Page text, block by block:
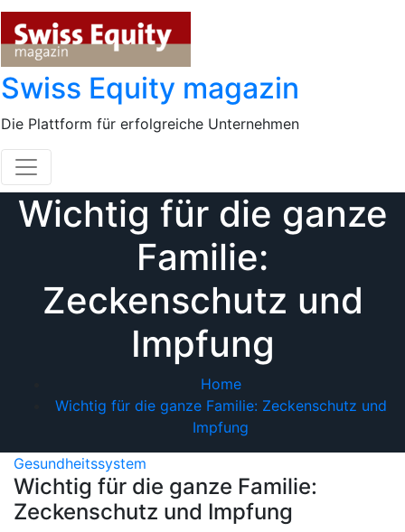
Skip
content
Swiss Equity magazin
Die Plattform für erfolgreiche Unternehmen
Wichtig für die ganze
Familie:
Zeckenschutz und
Impfung
Home
Wichtig für die ganze Familie: Zeckenschutz und
Impfung
Gesundheitssystem
Wichtig für die ganze Familie:
Zeckenschutz und Impfung